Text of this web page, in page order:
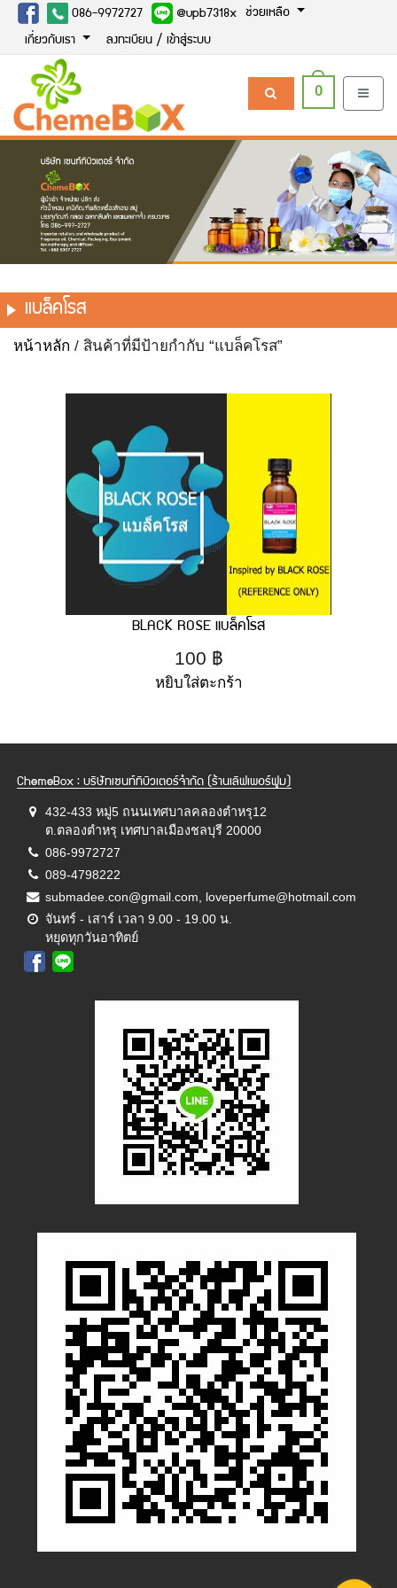
086-9972727 @upb7318x ช่วยเหลือ
เกี่ยวกับเรา ลงทะเบียน / เข้าสู่ระบบ
0
แบล็คโรส
หน้าหลัก / สินค้าที่มีป้ายกำกับ “แบล็คโรส”
BLACK ROSE แบล็คโรส
100 ฿
หยิบใส่ตะกร้า
ChemeBox : บริษัทเซนท์ทิบิวเตอร์จำกัด (ร้านเลิฟเพอร์ฟูม)
432-433 หมู่5 ถนนเทศบาลคลองตำหรุ12
ต.ตลองตำหรุ เทศบาลเมืองชลบุรี 20000
086-9972727
089-4798222
submadee.con@gmail.com, loveperfume@hotmail.com
จันทร์ - เสาร์ เวลา 9.00 - 19.00 น.
หยุดทุกวันอาทิตย์